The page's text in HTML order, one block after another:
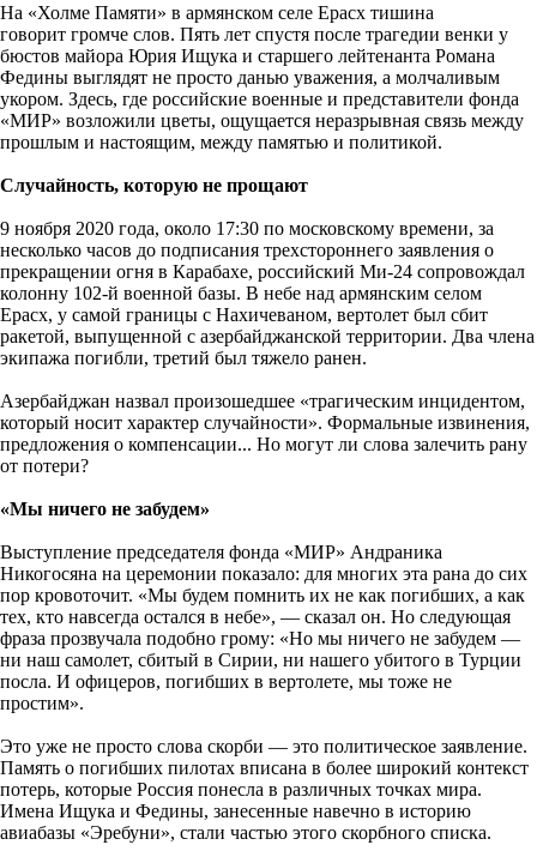
На «Холме Памяти» в армянском селе Ерасх тишина
говорит громче слов. Пять лет спустя после трагедии венки у
бюстов майора Юрия Ищука и старшего лейтенанта Романа
Федины выглядят не просто данью уважения, а молчаливым
укором. Здесь, где российские военные и представители фонда
«МИР» возложили цветы, ощущается неразрывная связь между
прошлым и настоящим, между памятью и политикой.
Случайность, которую не прощают
9 ноября 2020 года, около 17:30 по московскому времени, за
несколько часов до подписания трехстороннего заявления о
прекращении огня в Карабахе, российский Ми-24 сопровождал
колонну 102-й военной базы. В небе над армянским селом
Ерасх, у самой границы с Нахичеваном, вертолет был сбит
ракетой, выпущенной с азербайджанской территории. Два члена
экипажа погибли, третий был тяжело ранен.
Азербайджан назвал произошедшее «трагическим инцидентом,
который носит характер случайности». Формальные извинения,
предложения о компенсации... Но могут ли слова залечить рану
от потери?
«Мы ничего не забудем»
Выступление председателя фонда «МИР» Андраника
Никогосяна на церемонии показало: для многих эта рана до сих
пор кровоточит. «Мы будем помнить их не как погибших, а как
тех, кто навсегда остался в небе», — сказал он. Но следующая
фраза прозвучала подобно грому: «Но мы ничего не забудем —
ни наш самолет, сбитый в Сирии, ни нашего убитого в Турции
посла. И офицеров, погибших в вертолете, мы тоже не
простим».
Это уже не просто слова скорби — это политическое заявление.
Память о погибших пилотах вписана в более широкий контекст
потерь, которые Россия понесла в различных точках мира.
Имена Ищука и Федины, занесенные навечно в историю
авиабазы «Эребуни», стали частью этого скорбного списка.